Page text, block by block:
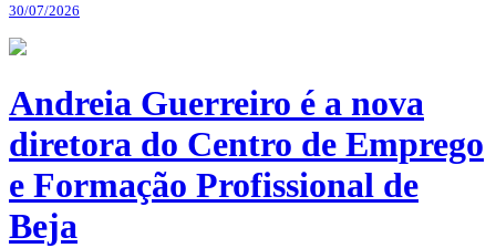
30/07/2026
Andreia Guerreiro é a nova
diretora do Centro de Emprego
e Formação Profissional de
Beja